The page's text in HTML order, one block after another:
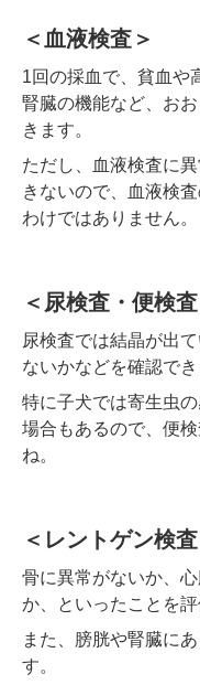
＜血液検査＞
1回の採血で、貧血や
腎臓の機能など、お
きます。
ただし、血液検査に
きないので、血液検
わけではありません。
＜尿検査・便検査
尿検査では結晶が出
ないかなどを確認でき
特に子犬では寄生虫
場合もあるので、便
ね。
＜レントゲン検査
骨に異常がないか、
か、といったことを評
また、膀胱や腎臓に
す。